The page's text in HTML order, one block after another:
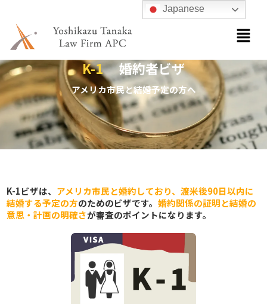
キ
プ
メ
ニ
ュ
ー
K-1婚約者ビザ
アメリカ市民と結婚予定の方へ
K-1ビザは、 アメリカ市民と婚約しており、渡米後90日以内に
結婚する予定の方のためのビザです。婚約関係の証明と結婚の
意思・計画の明確さが審査のポイントになります。
Japanese